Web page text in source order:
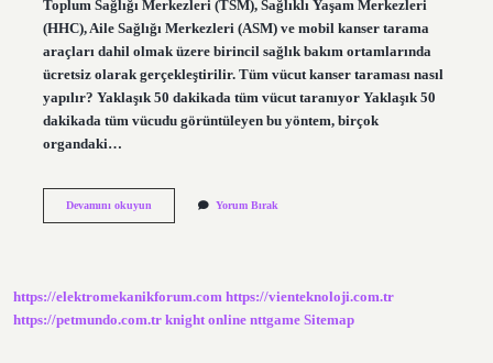
Toplum Sağlığı Merkezleri (TSM), Sağlıklı Yaşam Merkezleri
(HHC), Aile Sağlığı Merkezleri (ASM) ve mobil kanser tarama
araçları dahil olmak üzere birincil sağlık bakım ortamlarında
ücretsiz olarak gerçekleştirilir. Tüm vücut kanser taraması nasıl
yapılır? Yaklaşık 50 dakikada tüm vücut taranıyor Yaklaşık 50
dakikada tüm vücudu görüntüleyen bu yöntem, birçok
organdaki…
Devamını okuyunKanser
Yorum Bırak
https://elektromekanikforum.com https://vienteknoloji.com.tr
https://petmundo.com.tr knight online nttgame Sitemap